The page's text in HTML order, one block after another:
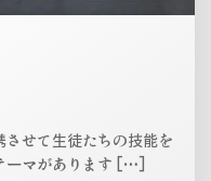
せて生徒たちの技能を
ーマがあります […]